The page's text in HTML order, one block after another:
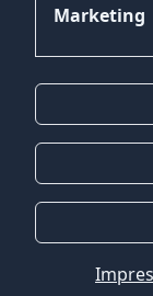
Marketing
©